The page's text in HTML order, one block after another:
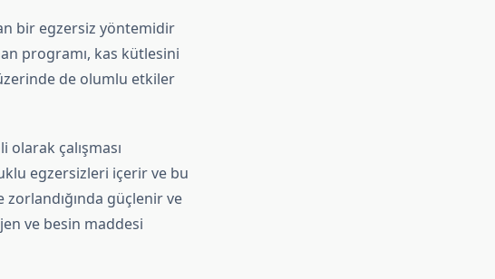
bir egzersiz yöntemidir
programı, kas kütlesini
de olumlu etkiler
çalışması
egzersizleri içerir ve bu
zorlandığında güçlenir ve
ve besin maddesi